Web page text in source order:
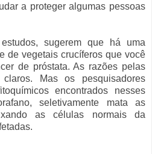
a proteger algumas pessoas
sugerem que há uma
de vegetais crucíferos que você
de próstata. As razões pelas
Mas os pesquisadores
encontrados nesses
seletivamente mata as
as células normais da